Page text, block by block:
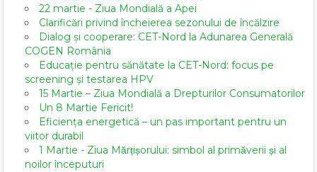
22 martie - Ziua Mondială a Apei
Clarificări privind încheierea sezonului de încălzire
Dialog și cooperare: CET-Nord la Adunarea Generală
COGEN România
Educație pentru sănătate la CET-Nord: focus pe
screening și testarea HPV
15 Martie – Ziua Mondială a Drepturilor Consumatorilor
Un 8 Martie Fericit!
Eficiența energetică – un pas important pentru un
viitor durabil
1 Martie - Ziua Mărțișorului: simbol al primăverii și al
noilor începuturi